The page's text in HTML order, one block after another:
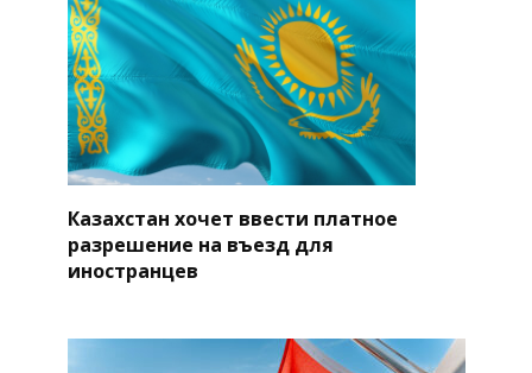
Казахстан хочет ввести платное
разрешение на въезд для
иностранцев